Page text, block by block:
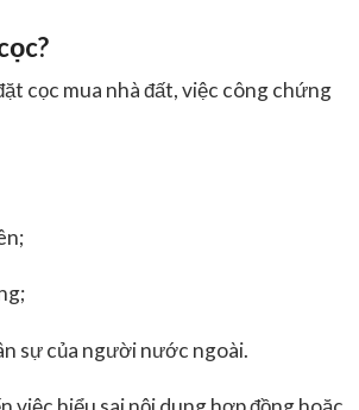
cọc mua nhà đất, việc công chứng
sự của người nước ngoài.